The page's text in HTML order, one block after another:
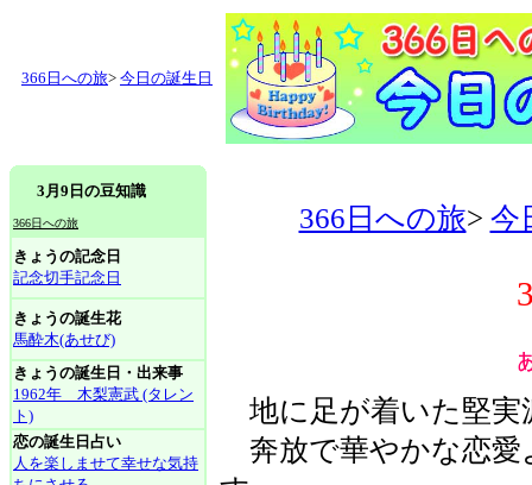
366日への旅> 今日の誕生日
3月9日の豆知識
366日への旅
きょうの記念日
記念切手記念日
きょうの誕生花
馬酔木(あせび)
きょうの誕生日・出来事
1962年 木梨憲武 (タレン
ト)
恋の誕生日占い
人を楽しませて幸せな気持
366日への旅> 今
地に足が着いた堅実
奔放で華やかな恋愛